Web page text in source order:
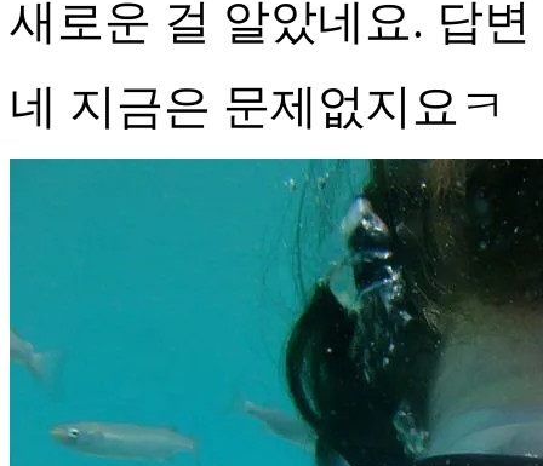
새로운 걸 알았네요. 답
네 지금은 문제없지요ㅋ